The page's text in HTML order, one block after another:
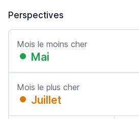
Perspectives
Mois le moins cher
Mai
Mois le plus cher
Juillet